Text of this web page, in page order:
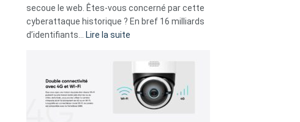
avec
9
amis
secoue le web. Êtes-vous concerné par cette
cyberattaque historique ? En bref 16 milliards
d’identifiants…
Lire la suite
record
La
fuite